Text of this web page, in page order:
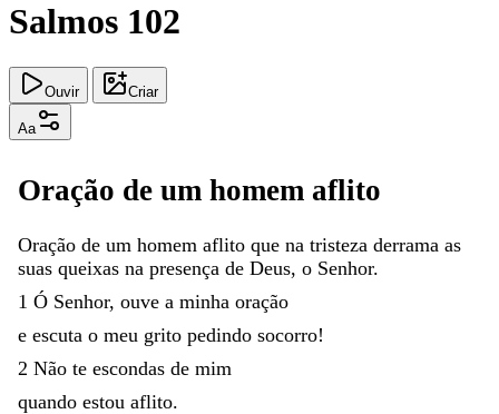
Salmos 102
Ouvir Criar
Aa
Oração de um homem aflito
Oração de um homem aflito que na tristeza derrama as
suas queixas na presença de Deus, o Senhor.
1 Ó Senhor, ouve a minha oração
e escuta o meu grito pedindo socorro!
2 Não te escondas de mim
quando estou aflito.